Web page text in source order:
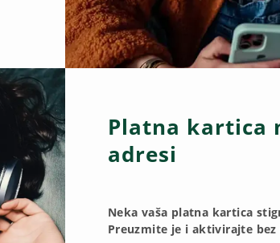
Platna kartica
adresi
Neka vaša platna kartica
Preuzmite je i aktivirajte